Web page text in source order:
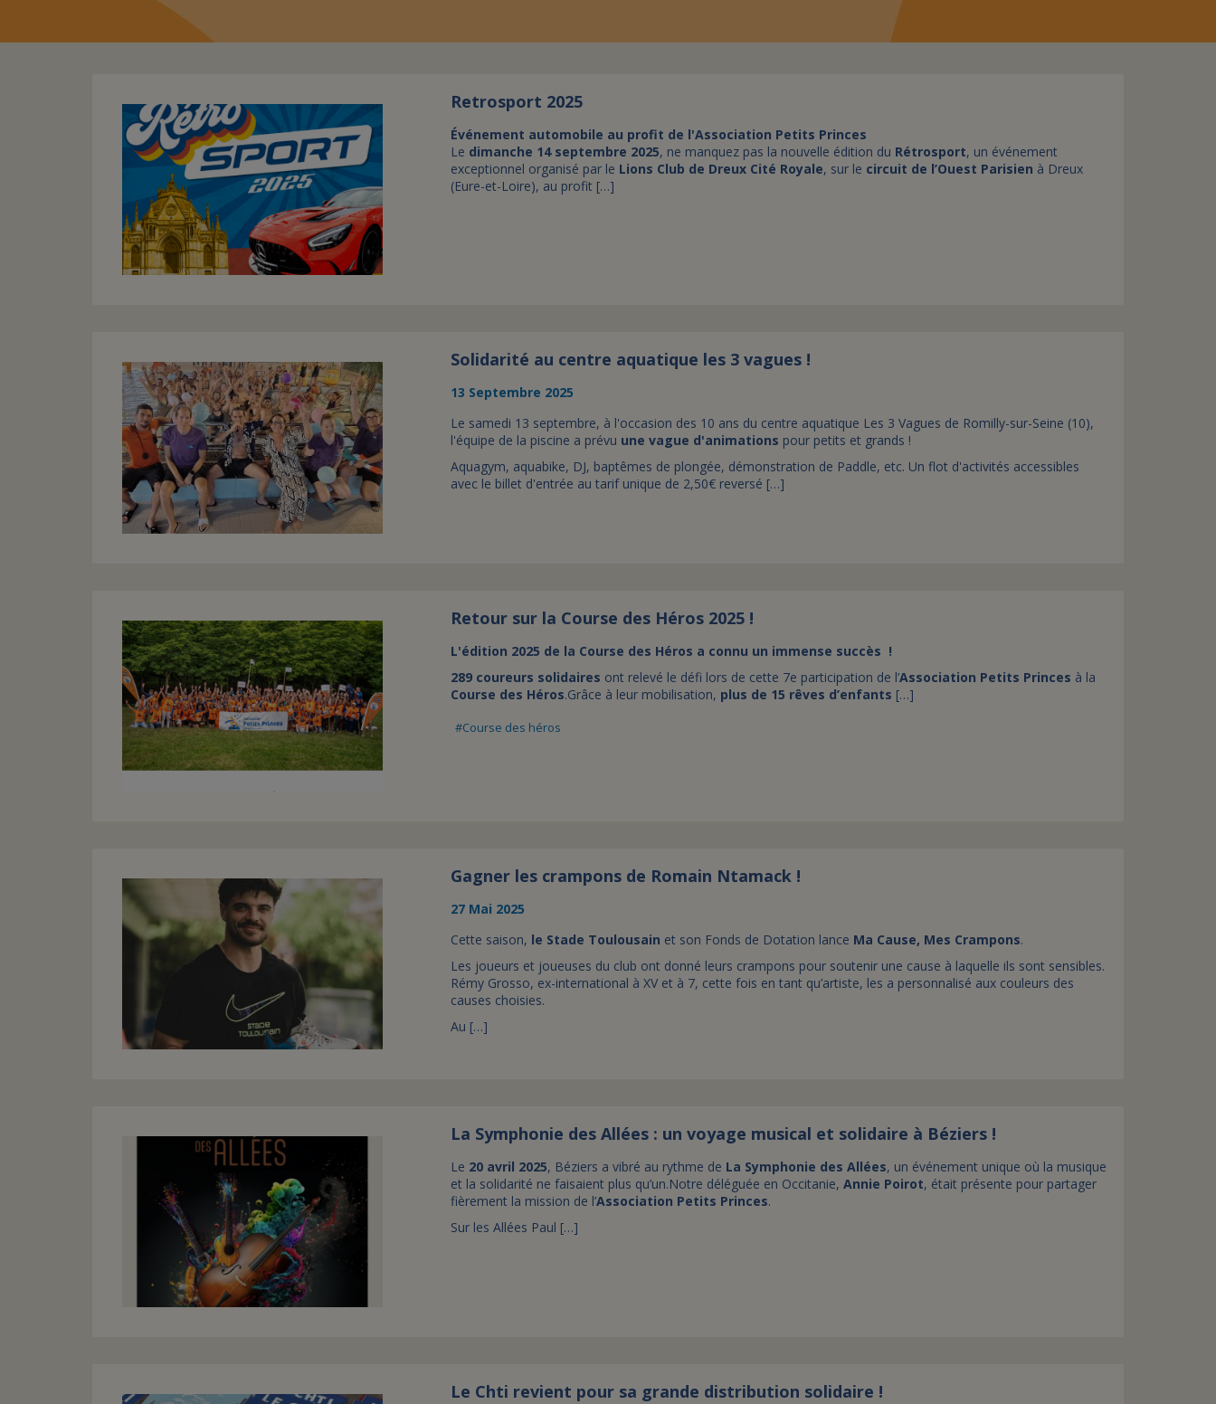
Retrosport 2025
Événement automobile au profit de l'Association Petits Princes
Le dimanche 14 septembre 2025, ne manquez pas la nouvelle édition du Rétrosport, un événement
exceptionnel organisé par le Lions Club de Dreux Cité Royale, sur le circuit de l’Ouest Parisien à Dreux
(Eure-et-Loire), au profit […]
Solidarité au centre aquatique les 3 vagues !
13 Septembre 2025
Le samedi 13 septembre, à l'occasion des 10 ans du centre aquatique Les 3 Vagues de Romilly-sur-Seine (10),
l'équipe de la piscine a prévu une vague d'animations pour petits et grands !
Aquagym, aquabike, DJ, baptêmes de plongée, démonstration de Paddle, etc. Un flot d'activités accessibles
avec le billet d'entrée au tarif unique de 2,50€ reversé […]
Retour sur la Course des Héros 2025 !
L'édition 2025 de la Course des Héros a connu un immense succès !
289 coureurs solidaires ont relevé le défi lors de cette 7e participation de l’Association Petits Princes à la
Course des Héros.Grâce à leur mobilisation, plus de 15 rêves d’enfants […]
Course des héros
Gagner les crampons de Romain Ntamack !
27 Mai 2025
Cette saison, le Stade Toulousain et son Fonds de Dotation lance Ma Cause, Mes Crampons.
Les joueurs et joueuses du club ont donné leurs crampons pour soutenir une cause à laquelle ils sont sensibles.
Rémy Grosso, ex-international à XV et à 7, cette fois en tant qu’artiste, les a personnalisé aux couleurs des
causes choisies.
Au […]
La Symphonie des Allées : un voyage musical et solidaire à Béziers !
Le 20 avril 2025, Béziers a vibré au rythme de La Symphonie des Allées, un événement unique où la musique
et la solidarité ne faisaient plus qu’un.Notre déléguée en Occitanie, Annie Poirot, était présente pour partager
fièrement la mission de l’Association Petits Princes.
Sur les Allées Paul […]
Le Chti revient pour sa grande distribution solidaire !